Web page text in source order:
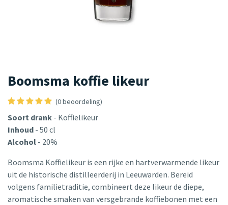
Boomsma koffie likeur
(0 beoordeling)
Soort drank - Koffielikeur
Inhoud - 50 cl
Alcohol - 20%
Boomsma Koffielikeur is een rijke en hartverwarmende likeur
uit de historische distilleerderij in Leeuwarden. Bereid
volgens familietraditie, combineert deze likeur de diepe,
aromatische smaken van versgebrande koffiebonen met een